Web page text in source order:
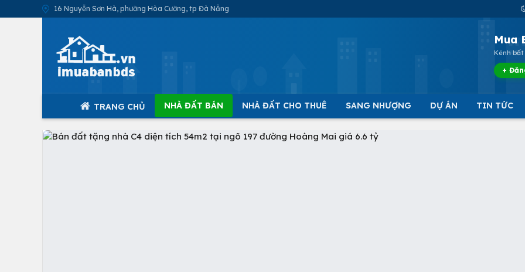
16 Nguyễn Sơn Hà, phường Hòa Cường, tp Đà Nẵng
Mua
Kênh
+
TRANG CHỦ NHÀ ĐẤT BÁN NHÀ ĐẤT CHO THUÊ SANG NHƯỢNG DỰ ÁN TIN TỨC